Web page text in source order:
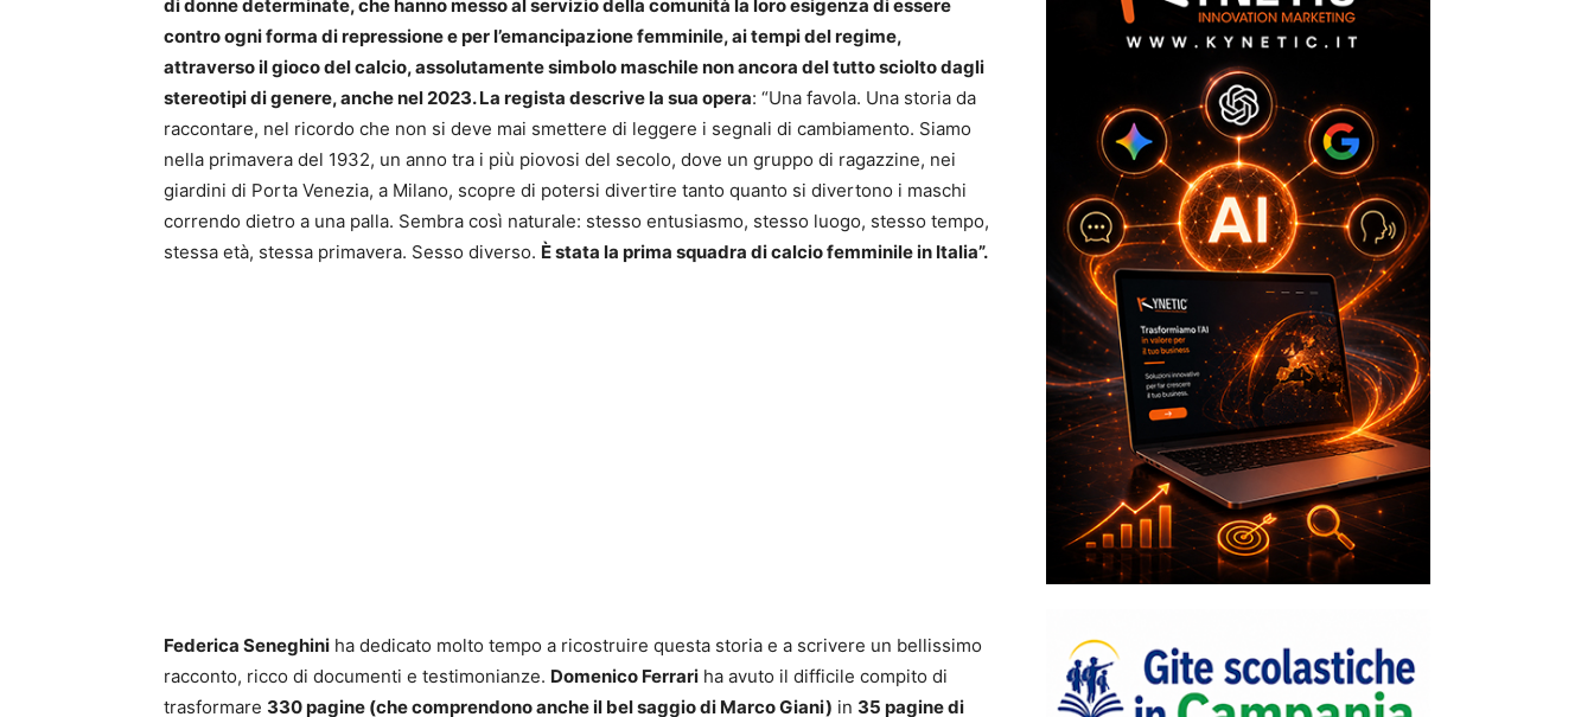
di donne determinate, che hanno messo al servizio della comunità la loro esigenza di essere
contro ogni forma di repressione e per l’emancipazione femminile, ai tempi del regime,
attraverso il gioco del calcio, assolutamente simbolo maschile non ancora del tutto sciolto dagli
stereotipi di genere, anche nel 2023.La regista descrive la sua opera: “Una favola. Una storia da
raccontare, nel ricordo che non si deve mai smettere di leggere i segnali di cambiamento. Siamo
nella primavera del 1932, un anno tra i più piovosi del secolo, dove un gruppo di ragazzine, nei
giardini di Porta Venezia, a Milano, scopre di potersi divertire tanto quanto si divertono i maschi
correndo dietro a una palla. Sembra così naturale: stesso entusiasmo, stesso luogo, stesso tempo,
stessa età, stessa primavera. Sesso diverso. È stata la prima squadra di calcio femminile in Italia”.
Federica Seneghini ha dedicato molto tempo a ricostruire questa storia e a scrivere un bellissimo
racconto, ricco di documenti e testimonianze. Domenico Ferrari ha avuto il difficile compito di
trasformare 330 pagine (che comprendono anche il bel saggio di Marco Giani) in 35 pagine di